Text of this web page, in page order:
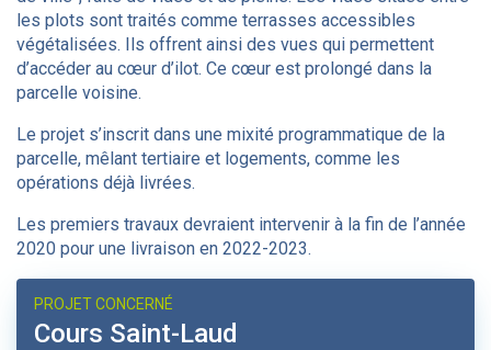
les plots sont traités comme terrasses accessibles
végétalisées. Ils offrent ainsi des vues qui permettent
d’accéder au cœur d’ilot. Ce cœur est prolongé dans la
parcelle voisine.
Le projet s’inscrit dans une mixité programmatique de la
parcelle, mêlant tertiaire et logements, comme les
opérations déjà livrées.
Les premiers travaux devraient intervenir à la fin de l’année
2020 pour une livraison en 2022-2023.
PROJET CONCERNÉ
Cours Saint-Laud